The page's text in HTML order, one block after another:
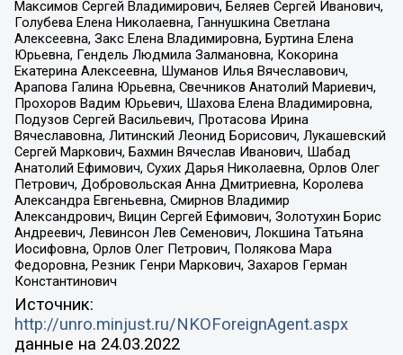
Максимов Сергей Владимирович, Беляев Сергей Иванович,
Голубева Елена Николаевна, Ганнушкина Светлана
Алексеевна, Закс Елена Владимировна, Буртина Елена
Юрьевна, Гендель Людмила Залмановна, Кокорина
Екатерина Алексеевна, Шуманов Илья Вячеславович,
Арапова Галина Юрьевна, Свечников Анатолий Мариевич,
Прохоров Вадим Юрьевич, Шахова Елена Владимировна,
Подузов Сергей Васильевич, Протасова Ирина
Вячеславовна, Литинский Леонид Борисович, Лукашевский
Сергей Маркович, Бахмин Вячеслав Иванович, Шабад
Анатолий Ефимович, Сухих Дарья Николаевна, Орлов Олег
Петрович, Добровольская Анна Дмитриевна, Королева
Александра Евгеньевна, Смирнов Владимир
Александрович, Вицин Сергей Ефимович, Золотухин Борис
Андреевич, Левинсон Лев Семенович, Локшина Татьяна
Иосифовна, Орлов Олег Петрович, Полякова Мара
Федоровна, Резник Генри Маркович, Захаров Герман
Константинович
Источник:
http://unro.minjust.ru/NKOForeignAgent.aspx
данные на 24.03.2022